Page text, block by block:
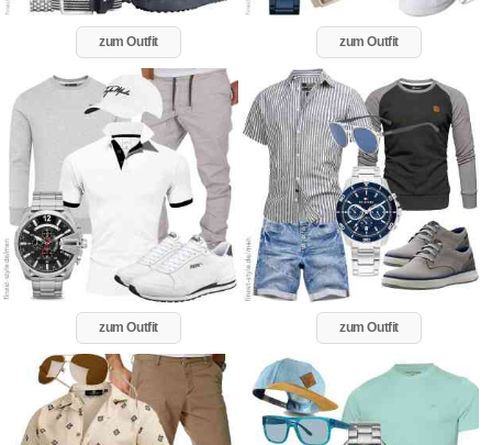
zum Outfit zum Outfit
zum Outfit zum Outfit